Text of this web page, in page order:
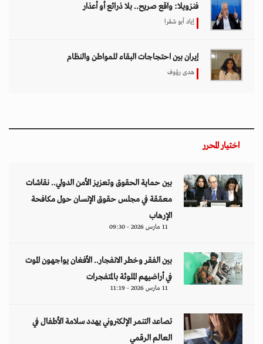
فنزويلا: واقع صريح.. بلا ذرائع أو أعذار
إياد أبو شقرا
إيران بين احتجاجات البقاء للمواطن والنظام
هدى رؤوف
اختيار المحرر
بين حماية الحقوق وتعزيز الأمن الدولي.. نقاشات
معمّقة في مجلس حقوق الإنسان حول مكافحة
الإرهاب
11 مارس 2026 - 09:30
بين الفقر وخطر الانفجار.. الأفغان يواجهون الموت
في أراضيهم الملوثة بالمتفجرات
11 مارس 2026 - 11:19
تصاعد التنمر الإلكتروني يهدد سلامة الأطفال في
العالم الرقمي